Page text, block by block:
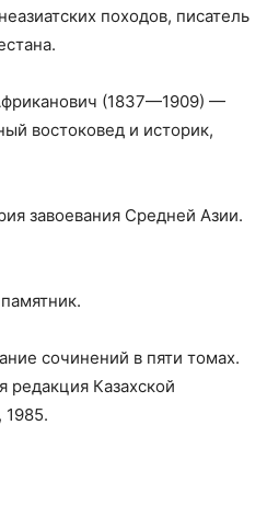
походов, писатель
(1837—1909) —
востоковед и историк,
завоевания Средней Азии.
сочинений в пяти томах.
редакция Казахской
1985.